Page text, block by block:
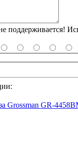
поддерживается!
Grossman GR-